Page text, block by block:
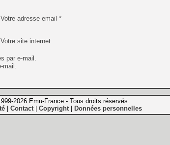
Votre adresse email *
Votre site internet
par e-mail.
mail.
2026 Emu-France - Tous droits réservés.
Contact| Copyright| Données personnelles